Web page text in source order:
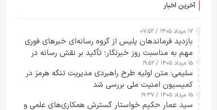
آخرین اخبار
۱۷ مرداد ۱۴۰۵ / ۰۷:۵۲
بازدید فرماندهان پلیس از گروه رسانه‌ای خبرهای فوری
مهم به مناسبت روز خبرنگار؛ تأکید بر نقش رسانه در
تقویت امنیت و اعتماد عمومی
۱۵ مرداد ۱۴۰۵ / ۱۹:۵۲
سلیمی: متن اولیه طرح راهبردی مدیریت تنگه هرمز در
کمیسیون امنیت ملی بررسی شد
۱۵ مرداد ۱۴۰۵ / ۱۹:۳۷
سید عمار حکیم خواستار گسترش همکاری‌های علمی و